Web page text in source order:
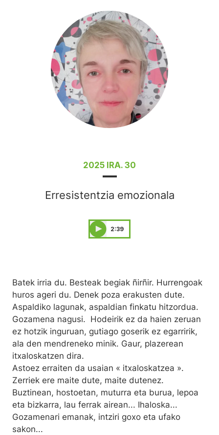
2025 IRA. 30
Erresistentzia emozionala
2:39
Batek irria du. Besteak begiak ñirñir. Hurrengoak
huros ageri du. Denek poza erakusten dute.
Aspaldiko lagunak, aspaldian finkatu hitzordua.
Gozamena nagusi. Hodeirik ez da haien zeruan
ez hotzik inguruan, gutiago goserik ez egarririk,
ala den mendreneko minik. Gaur, plazerean
itxaloskatzen dira.
Astoez erraiten da usaian « itxaloskatzea ».
Zerriek ere maite dute, maite dutenez.
Buztinean, hostoetan, muturra eta burua, lepoa
eta bizkarra, lau ferrak airean... Ihaloska...
Gozamenari emanak, intziri goxo eta ufako
sakon...